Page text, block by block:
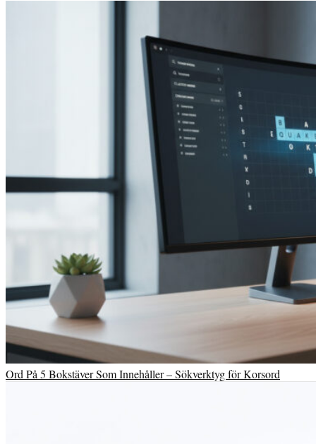
Ord På 5 Bokstäver Som Innehåller – Sökverktyg för Korsord